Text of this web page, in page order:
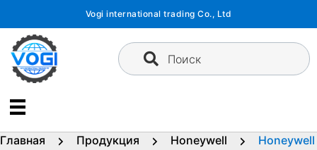
содержимому
Vogi international trading Co., Ltd
Поиск
Главная Продукция Honeywell
Honeywell